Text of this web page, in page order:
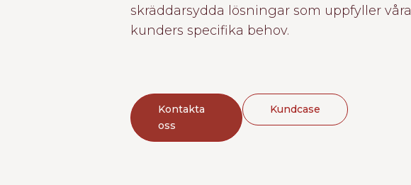
skräddarsydda lösningar som uppfyller våra
kunders specifika behov.
Kontakta
oss
Kundcase